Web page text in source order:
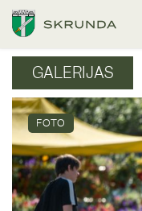
GALERIJAS
FOTO